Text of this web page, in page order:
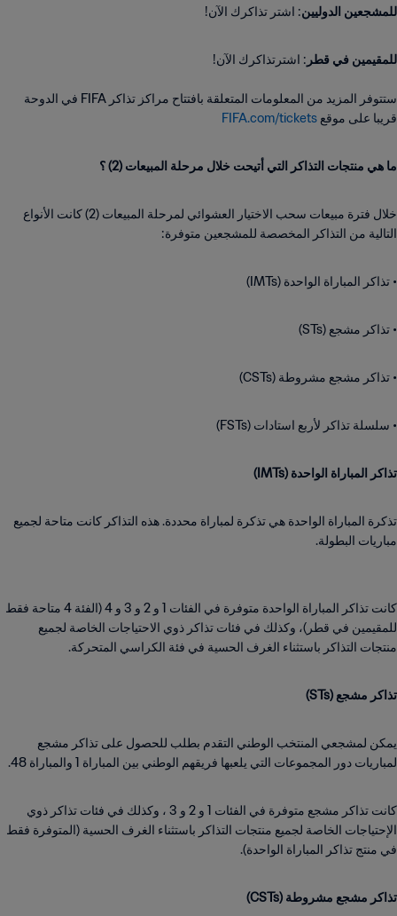
للمشجعين الدوليين: اشتر تذاكرك الآن!
للمقيمين في قطر
ستتوفر المزيد من المعلومات المتعلقة بافتتاح مراكز تذاكر FIFA في الدوحة
قريبا على موقع FIFA.com/tickets
ما هي منتجات التذاكر التي أتيحت خلال مرحلة المبيعات (2) ؟
خلال فترة مبيعات سحب الاختيار العشوائي لمرحلة المبيعات (2) كانت الأنواع
التالية من التذاكر المخصصة للمشجعين متوفرة:
• تذاكر المباراة الواحدة (IMTs)
• تذاكر مشجع (STs)
• تذاكر مشجع مشروطة (CSTs)
• سلسلة تذاكر لأربع استادات (FSTs)
تذاكر المباراة الواحدة (IMTs)
تذكرة المباراة الواحدة هي تذكرة لمباراة محددة. هذه التذاكر كانت متاحة لجميع
مباريات البطولة.
كانت تذاكر المباراة الواحدة متوفرة في الفئات 1 و 2 و 3 و 4 (الفئة 4 متاحة فقط
للمقيمين في قطر)، وكذلك في فئات تذاكر ذوي الاحتياجات الخاصة لجميع
منتجات التذاكر باستثناء الغرف الحسية في فئة الكراسي المتحركة.
تذاكر مشجع (STs)
يمكن لمشجعي المنتخب الوطني التقدم بطلب للحصول على تذاكر مشجع
لمباريات دور المجموعات التي يلعبها فريقهم الوطني بين المباراة 1 والمباراة 48.
كانت تذاكر مشجع متوفرة في الفئات 1 و 2 و 3 ، وكذلك في فئات تذاكر ذوي
الإحتياجات الخاصة لجميع منتجات التذاكر باستثناء الغرف الحسية (المتوفرة فقط
في منتج تذاكر المباراة الواحدة).
تذاكر مشجع مشروطة (CSTs)